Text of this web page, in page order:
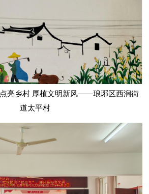
亮乡村 厚植文明新风——琅琊区西涧街
道太平村